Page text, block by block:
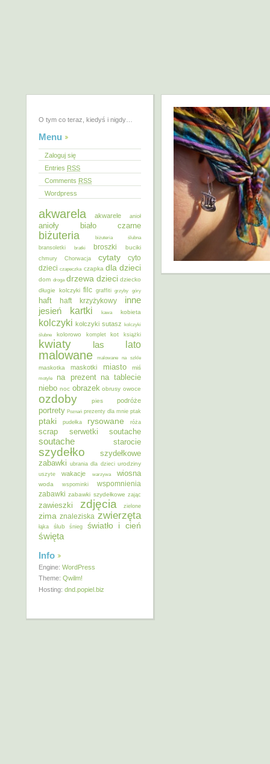
O tym co teraz, kiedyś i nigdy…
Menu
Zaloguj się
Entries RSS
Comments RSS
Wordpress
akwarela akwarele anioł
anioły biało czarne
biżuteria
biżuteria ślubna
bransoletki
bratki broszki buciki
chmury Chorwacja cytaty
cyto
dzieci czapeczka czapka dla dzieci
dom droga drzewa dzieci dziecko
długie kolczyki filc graffiti grzyby góry
haft haft krzyżykowy inne
jesień kartki kawa kobieta
kolczyki kolczyki sutasz kolczyki
ślubne
kolorowo komplet kot książki
kwiaty las lato
malowane malowane na szkle
maskotka maskotki miasto miś
motyle na prezent na tablecie
niebo noc obrazek obrusy owoce
ozdoby pies podróże
portrety Poznań prezenty dla mnie ptak
ptaki pudełka rysowane róża
scrap serwetki soutache
soutache starocie
szydełko
szydełkowe
zabawki ubrania dla dzieci urodziny
uszyte wakacje warzywa wiosna
woda wspominki
wspomnienia
zabawki zabawki szydełkowe zając
zawieszki zdjęcia zielone
zima znaleziska zwierzęta
łąka ślub śnieg światło i cień
święta
Info
Engine: WordPress
Theme: Qwilm!
Hosting: dnd.popiel.biz